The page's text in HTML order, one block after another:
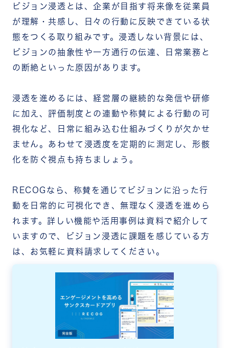
ビジョン浸透とは、企業が目指す将来像を従業員
が理解・共感し、日々の行動に反映できている状
態をつくる取り組みです。浸透しない背景には、
ビジョンの抽象性や一方通行の伝達、日常業務と
の断絶といった原因があります。
浸透を進めるには、経営層の継続的な発信や研修
に加え、評価制度との連動や称賛による行動の可
視化など、日常に組み込む仕組みづくりが欠かせ
ません。あわせて浸透度を定期的に測定し、形骸
化を防ぐ視点も持ちましょう。
RECOGなら、称賛を通じてビジョンに沿った行
動を日常的に可視化でき、無理なく浸透を進めら
れます。詳しい機能や活用事例は資料で紹介して
いますので、ビジョン浸透に課題を感じている方
は、お気軽に資料請求してください。